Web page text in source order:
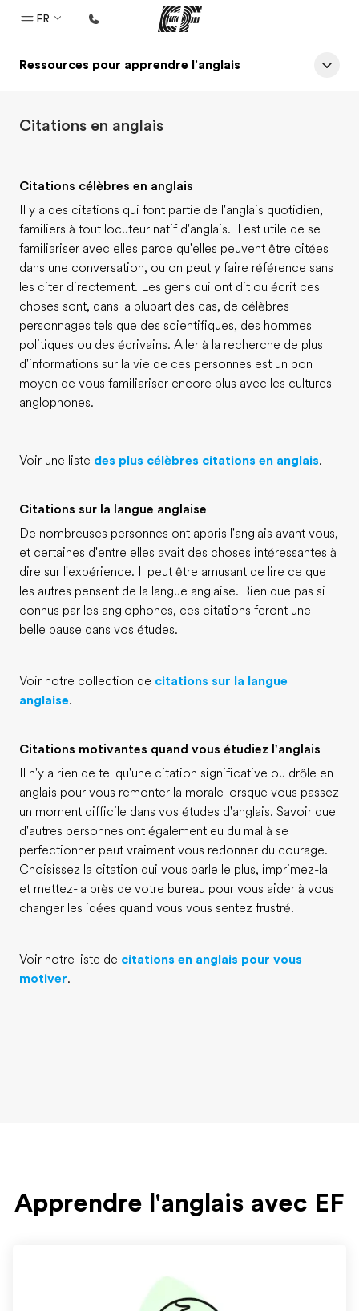
FR
Accueil
Programmes
Bureaux
Trouver un bureau
A propos de nous
EF recrute
Rejoignez nos équipes
Ressources pour apprendre l'anglais
Citations en anglais
Citations célèbres en anglais
Il y a des citations qui font partie de l'anglais quotidien,
familiers à tout locuteur natif d'anglais. Il est utile de se
familiariser avec elles parce qu'elles peuvent être citées
dans une conversation, ou on peut y faire référence sans
les citer directement. Les gens qui ont dit ou écrit ces
choses sont, dans la plupart des cas, de célèbres
personnages tels que des scientifiques, des hommes
politiques ou des écrivains. Aller à la recherche de plus
d'informations sur la vie de ces personnes est un bon
moyen de vous familiariser encore plus avec les cultures
anglophones.
Voir une liste des plus célèbres citations en anglais.
Citations sur la langue anglaise
De nombreuses personnes ont appris l'anglais avant vous,
et certaines d'entre elles avait des choses intéressantes à
dire sur l'expérience. Il peut être amusant de lire ce que
les autres pensent de la langue anglaise. Bien que pas si
connus par les anglophones, ces citations feront une
belle pause dans vos études.
Voir notre collection de citations sur la langue
anglaise.
Citations motivantes quand vous étudiez l'anglais
Il n'y a rien de tel qu'une citation significative ou drôle en
anglais pour vous remonter la morale lorsque vous passez
un moment difficile dans vos études d'anglais. Savoir que
d'autres personnes ont également eu du mal à se
perfectionner peut vraiment vous redonner du courage.
Choisissez la citation qui vous parle le plus, imprimez-la
et mettez-la près de votre bureau pour vous aider à vous
changer les idées quand vous vous sentez frustré.
Voir notre liste de citations en anglais pour vous
motiver.
Apprendre l'anglais avec EF